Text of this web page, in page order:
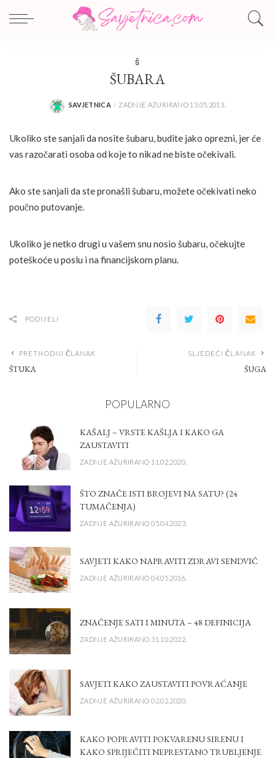
Š
ŠUBARA
POSTED
SAVJETNICA ZADNJE AŽURIRANO 13.05.2013.
Ukoliko ste sanjali da nosite šubaru, budite jako oprezni, jer će
vas razočarati osoba od koje to nikad ne biste očekivali.
Ako ste sanjali da ste pronašli šubaru, možete očekivati neko
poučno putovanje.
Ukoliko je netko drugi u vašem snu nosio šubaru, očekujte
poteškoće u poslu i na financijskom planu.
PODIJELI
PRETHODNI ČLANAK
ŠTUKA
SLJEDEĆI ČLANAK
ŠUGA
POPULARNO
KAŠALJ – VRSTE KAŠLJA I KAKO GA
ZAUSTAVITI
ZADNJE AŽURIRANO 11.02.2020.
ŠTO ZNAČE ISTI BROJEVI NA SATU? (24
TUMAČENJA)
ZADNJE AŽURIRANO 05.04.2023.
SAVJETI KAKO NAPRAVITI ZDRAVI SENDVIČ
ZADNJE AŽURIRANO 04.05.2016.
ZNAČENJE SATI I MINUTA – 48 DEFINICIJA
ZADNJE AŽURIRANO 31.10.2022.
SAVJETI KAKO ZAUSTAVITI POVRAĆANJE
ZADNJE AŽURIRANO 02.02.2020.
KAKO POPRAVITI POKVARENU SIRENU I
KAKO SPRIJEČITI NEPRESTANO TRUBLJENJE